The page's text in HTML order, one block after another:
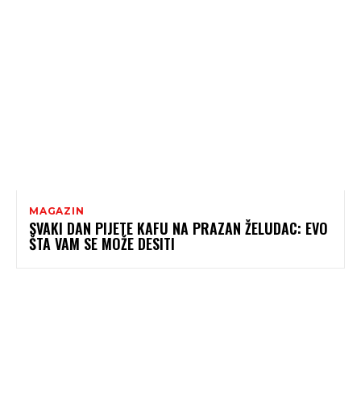
MAGAZIN
SVAKI DAN PIJETE KAFU NA PRAZAN ŽELUDAC: EVO
ŠTA VAM SE MOŽE DESITI